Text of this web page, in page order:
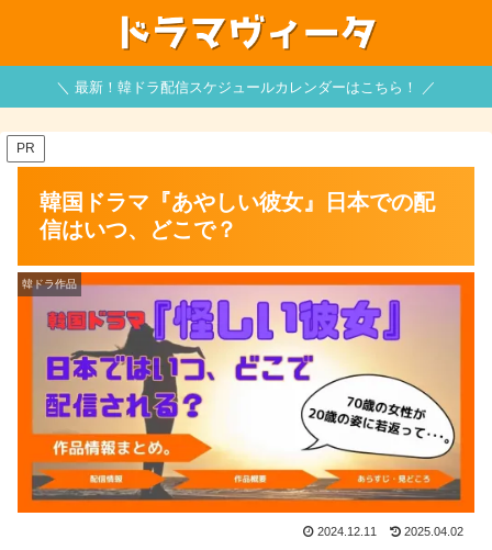
＼ 最新！韓ドラ配信スケジュールカレンダーはこちら！ ／
PR
韓国ドラマ『あやしい彼女』日本での配
信はいつ、どこで？
韓ドラ作品
2024.12.11 2025.04.02